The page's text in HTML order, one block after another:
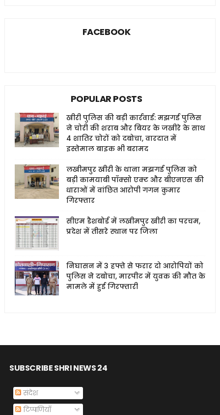
FACEBOOK
POPULAR POSTS
खीरी पुलिस की बड़ी कार्रवाई: मझगई पुलिस
ने चोरी की शराब और बियर के जखीरे के साथ
4 शातिर चोरों को दबोचा, वारदात में
इस्तेमाल बाइक भी बरामद
लखीमपुर खीरी के थाना मझगई पुलिस को
बड़ी कामयाबी पॉक्सो एक्ट और बीएनएस की
धाराओं में वांछित आरोपी गगन कुमार
गिरफ्तार
सीएम डैशबोर्ड में लखीमपुर खीरी का परचम,
प्रदेश में तीसरे स्थान पर जिला
निघासन में 3 हफ्ते से फरार दो आरोपियों को
पुलिस ने दबोचा, मारपीट में युवक की मौत के
मामले में हुई गिरफ्तारी
SUBSCRIBE SHRI NEWS 24
संदेश
टिप्पणियाँ